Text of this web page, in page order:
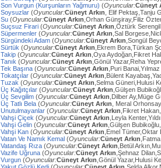
Son Vurgun (Kurşunların Yağmuru) (Oyuncular:Cüneyt
Soysuzlar (Oyuncular:Cüneyt Arkın , Elif Pektaş,Tanju
Su (Oyuncular:Cüneyt Arkın ,Orhan Günşiray,Filiz
Suçsuz Firari (Oyuncular:Cüneyt Arkın ,Öztürk
Süpermenler (Oyuncular:Cüneyt Arkın ,Sal
Sürgündeki Adam (Oyuncular:Cüneyt Arkın ,Songül
Sürtük (Oyuncular:Cüneyt Arkın ,Ekrem Bora,Türkan
Takip (Oyuncular:Cüneyt Arkın ,Oya Aydoğan,Fikret
Tanık (Oyuncular:Cüneyt Arkın ,Gönül Yazar,Reha
Tek Başına (Oyuncular:Cüneyt Arkın ,Puri
Tokatçılar (Oyuncular:Cüneyt Arkın ,Bülent
Tuzak (Oyuncular:Cüneyt Arkın ,Selma Güneri,Hulusi
Üç Kağıtçılar (Oyuncular:Cüneyt Arkın ,Gülşen
Üç Sevgilim (Oyuncular:Cüneyt Arkın ,Dilber Ay,Müge
Üç Tatlı Bela (Oyuncular:Cüneyt Arkın , Meral
Unutulmayanlar (Oyuncular:Cüneyt Arkın ,Fikret
Vahşi Çiçek (Oyuncular:Cüneyt Arkın ,Leyla
Vahşi Gelin (Oyuncular:Cüneyt Arkın ,Gülşen
Vahşi Kan (Oyuncular:Cüneyt Arkın ,Emel
Vatan Ve Namık Kemal (Oyuncular:Cüneyt Arkın
Vatandaş Rıza (Oyuncular:Cüneyt Arkın ,Betül
Vazife Uğruna (Oyuncular:Cüneyt Arkın ,Şehnaz
Vurgun (Oyuncular:Cüneyt Arkın ,Gönül Yazar,Hulusi